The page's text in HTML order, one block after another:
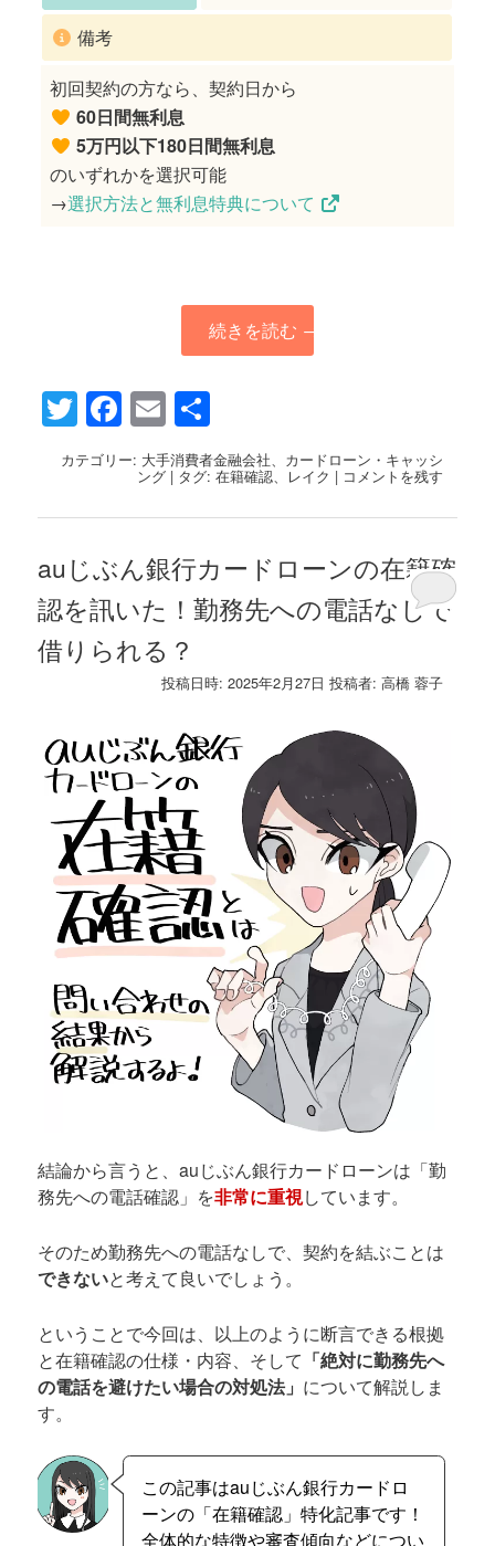
備考
初回契約の方なら、契約日から
60日間無利息
5万円以下180日間無利息
のいずれかを選択可能
→選択方法と無利息特典について
続きを読む →
Twitter
Facebook
Email
有
カテゴリー: 大手消費者金融会社、 カードローン・キャッシ
ング | タグ: 在籍確認、 レイク | コメントを残す
auじぶん銀行カードローンの在籍確
認を訊いた！勤務先への電話なしで
借りられる？
投稿日時:2025年2月27日 投稿者:高橋 蓉子
結論から言うと、auじぶん銀行カードローンは「勤
務先への電話確認」を非常に重視しています。
そのため勤務先への電話なしで、契約を結ぶことは
できないと考えて良いでしょう。
ということで今回は、以上のように断言できる根拠
と在籍確認の仕様・内容、そして 「絶対に勤務先へ
の電話を避けたい場合の対処法」 について解説しま
す。
この記事はauじぶん銀行カードロ
ーンの「在籍確認」特化記事です！
全体的な特徴や審査傾向などについ